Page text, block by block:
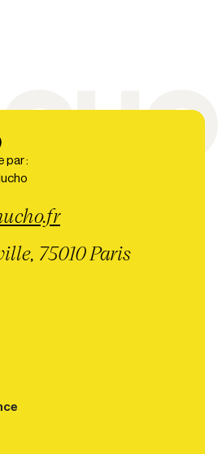
par :
75010 Paris